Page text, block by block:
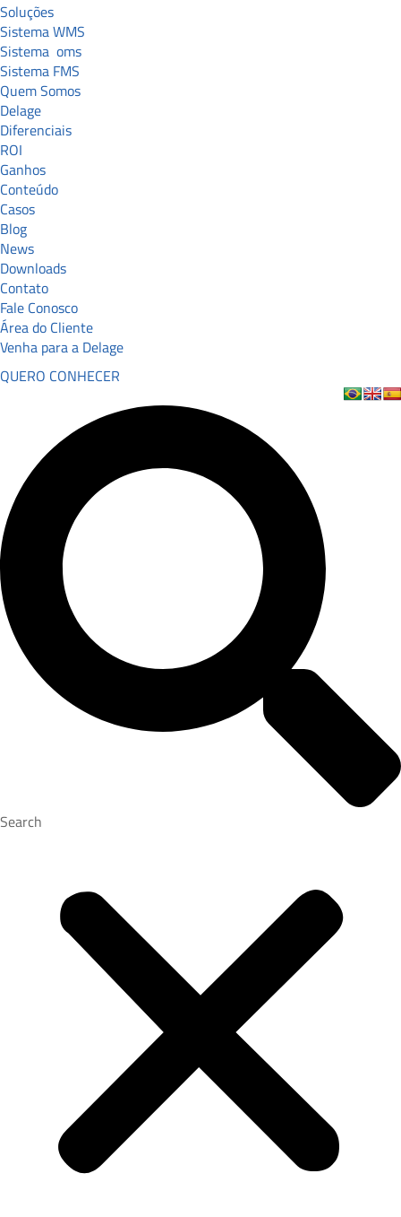
Soluções
Sistema WMS
Sistema oms
Sistema FMS
Quem Somos
Delage
Diferenciais
ROI
Ganhos
Conteúdo
Casos
Blog
News
Downloads
Contato
Fale Conosco
Área do Cliente
Venha para a Delage
QUERO CONHECER
Search